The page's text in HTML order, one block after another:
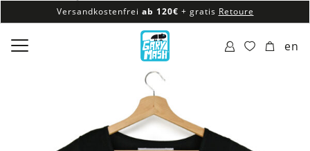
Versandkostenfrei ab 120€ + gratis Retoure
100% veganes & fair produziertes Sortiment
Versandkostenfrei ab 120€
en